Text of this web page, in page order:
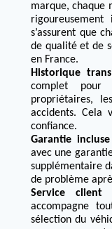
marque, chaque
s’assurent que
de qualité et de
en France.
Historique
complet pour
propriétaires,
accidents.
confiance.
Garantie incluse
avec une
supplémentaire
de problème
Service client
accompagne
sélection du